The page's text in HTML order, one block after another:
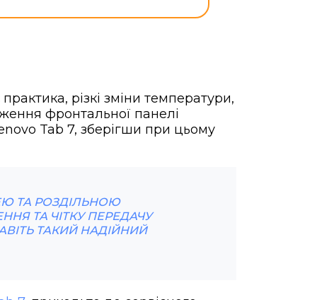
різкі зміни температури,
фронтальної панелі
Tab 7, зберігши при цьому
ТА РОЗДІЛЬНОЮ
ТА ЧІТКУ ПЕРЕДАЧУ
ТАКИЙ НАДІЙНИЙ